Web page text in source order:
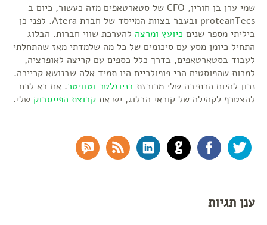
שמי ערן בן חורין, CFO של סטארטאפים מזה כעשור, כיום ב-
proteanTecs ובעבר בצוות המייסד של חברת Atera. לפני כן
ביליתי מספר שנים כיועץ ומרצה להערכת שווי חברות. הבלוג
התחיל כיומן מסע עם סיכומים של כל מה שלמדתי מאז שהתחלתי
לעבוד בסטארטאפים, בדרך כלל כספים עם קריצה לאופרציה,
למרות שהפוסטים הכי פופולריים היו תמיד אלה שבנושא קריירה.
נכון להיום הכתיבה שלי מרוכזת בניוזלטר וטוויטר. אם בא לכם
להצטרף לקהילה של קוראי הבלוג, יש את קבוצת הפייסבוק שלי.
Twitter
Facebook
GitHub
LinkedIn
RSS Feed
ענן תגיות